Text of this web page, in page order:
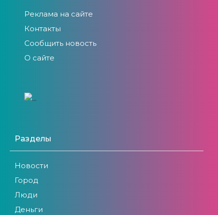
Реклама на сайте
Контакты
Сообщить новость
О сайте
Разделы
Новости
Город
Люди
Деньги